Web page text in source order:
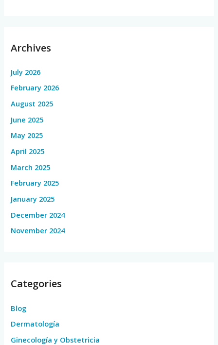
Archives
July 2026
February 2026
August 2025
June 2025
May 2025
April 2025
March 2025
February 2025
January 2025
December 2024
November 2024
Categories
Blog
Dermatología
Ginecología y Obstetricia